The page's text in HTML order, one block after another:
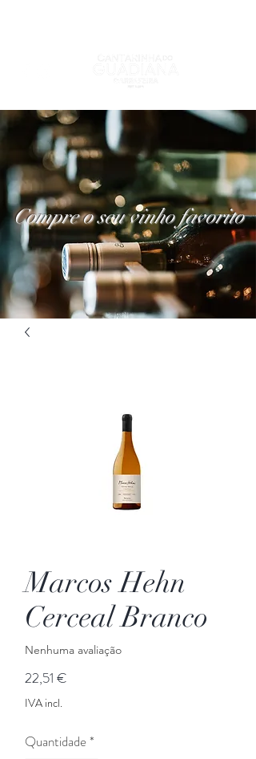
Compre o seu vinho favorito
Marcos Hehn
Cerceal Branco
Nenhuma avaliação
22,51 €
IVA incl.
Quantidade*